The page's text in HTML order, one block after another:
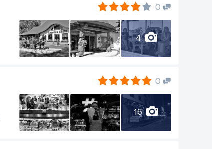
0
4
0
16